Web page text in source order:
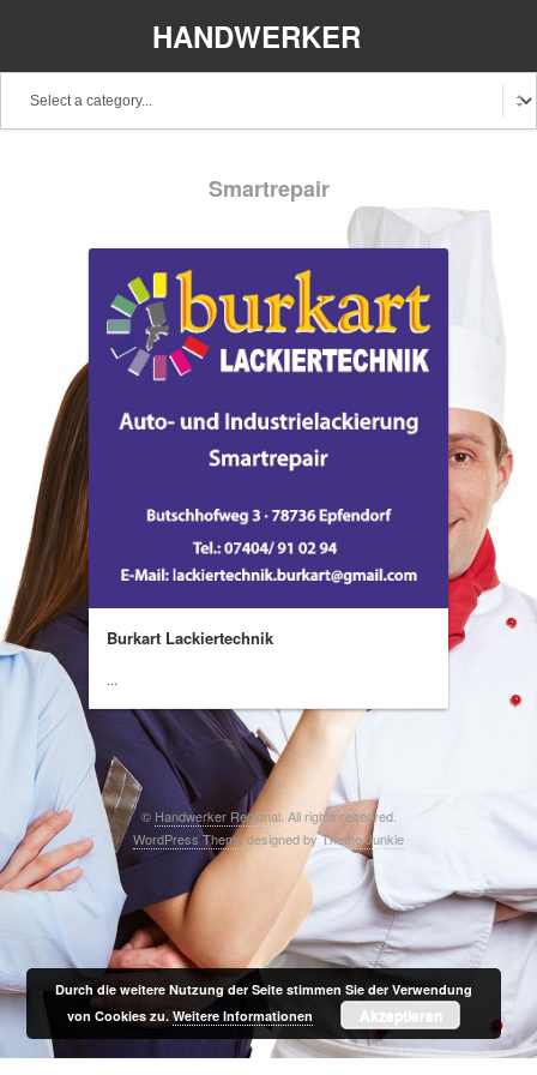
HANDWERKER
Hessen
Mecklenburg-Vorpommern Niedersachsen
Nordrhein-Westfalen Rheinland-Pfalz Saarland
Sachsen Schleswig-Holstein
Stellenangebote
Smartrepair
Burkart Lackiertechnik
...
© Handwerker Regional. All rights reserved.
WordPress Themedesigned byTheme Junkie
Durch die weitere Nutzung der Seite stimmen Sie der Verwendung
von Cookies zu.Weitere Informationen Akzeptieren